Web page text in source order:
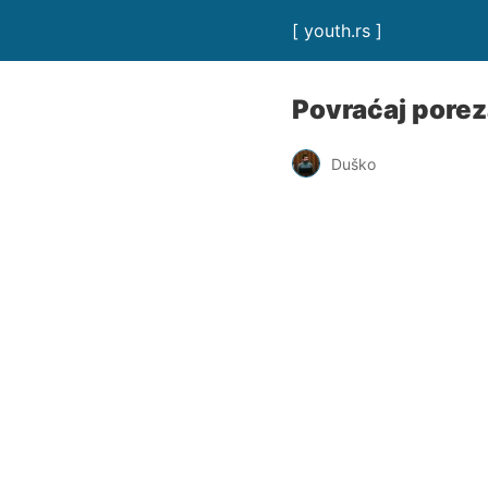
[ youth.rs ]
Povraćaj
Duško